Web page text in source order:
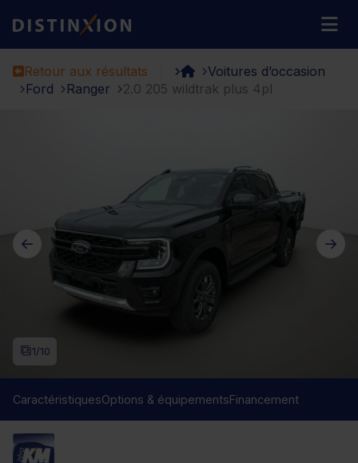
Distinxion
Retour aux résultats
Voitures d’occasion
Ford
Ranger 2.0 205 wildtrak plus 4pl
1/10
CaractéristiquesOptions & équipementsFinancement